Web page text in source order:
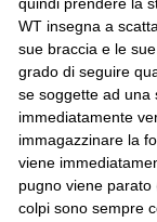
WT insegna a
sue braccia e le
grado di seguire
se soggette ad una
immediatamente
immagazzinare la
viene
pugno viene
colpi sono sempre